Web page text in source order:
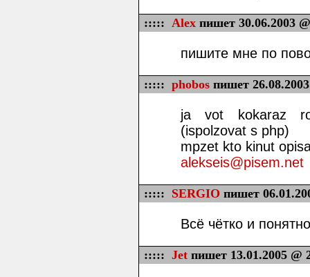
::::: Alex пишет 30.06.2003
пишите мне по
::::: phobos пишет
ja vot kokaraz
(ispolzovat s php)
mpzet kto kinut
alekseis@pisem.net
::::: SERGIO пишет
Всё чётко и
::::: Jet пишет 13.01.2005 @